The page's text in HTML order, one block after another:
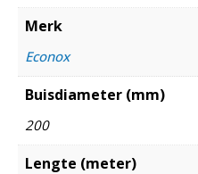
Merk
Econox
Buisdiameter (mm)
200
Lengte (meter)